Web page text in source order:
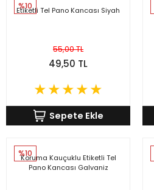
%10
Etiketli Tel Pano Kancası Siyah
55,00 TL
49,50 TL
Sepete Ekle
%10
Koruma Kauçuklu Etiketli Tel
Pano Kancası Galvaniz